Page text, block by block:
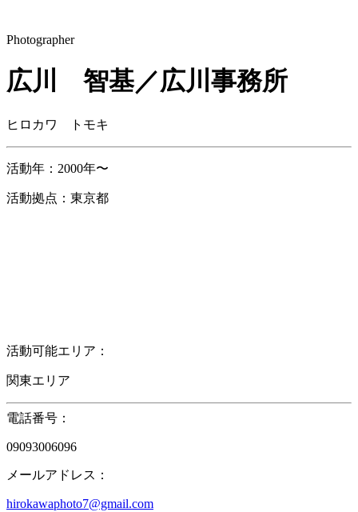
Photographer
広川 智基／広川事務所
ヒロカワ トモキ
活動年： 2000年〜
活動拠点： 東京都
活動可能エリア：
関東エリア
電話番号：
09093006096
メールアドレス：
hirokawaphoto7@gmail.com